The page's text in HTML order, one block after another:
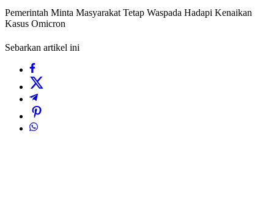
Pemerintah Minta Masyarakat Tetap Waspada Hadapi Kenaikan
Kasus Omicron
Sebarkan artikel ini